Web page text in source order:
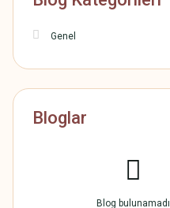
Genel
Bloglar
Blog bulunamadı